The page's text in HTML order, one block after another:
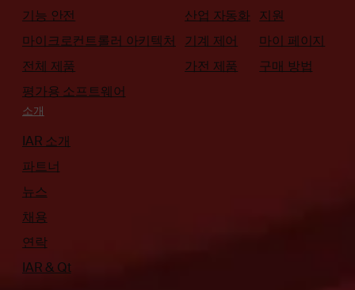
기능 안전
마이크로컨트롤러 아키텍처
전체 제품
평가용 소프트웨어
산업 자동화
기계 제어
가전 제품
지원
마이 페이지
구매 방법
소개
IAR 소개
파트너
뉴스
채용
연락
IAR & Qt